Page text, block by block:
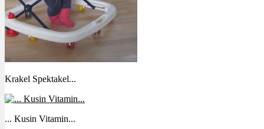
Krakel Spektakel...
... Kusin Vitamin...